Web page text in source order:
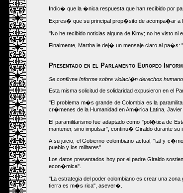
Indic� que la �nica respuesta que han recibido por
Expres� que su principal prop�sito de acompa�ar a
"No he recibido noticias alguna de Kimy; no he visto
Finalmente, Martha le dej� un mensaje claro al pa�s:
Presentado en el Parlamento Europeo
Se confirma Informe sobre violaci�n derechos
Esta misma solicitud de solidaridad expusieron en el
"El problema m�s grande de Colombia es la
cr�menes de la Humanidad en Am�rica Latina, Javier
El paramilitarismo fue adaptado como "pol�tica de
mantener, sino impulsar", continu� Giraldo durante
A su juicio, el Gobierno colombiano actual, "tal y
pueblo y los militares".
Los datos presentados hoy por el padre Giraldo
econ�mica".
"La estrategia del poder colombiano es crear una
tierra es m�s rica", asever�.